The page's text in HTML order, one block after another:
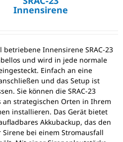
Innensirene
betriebene Innensirene SRAC-23
und wird in jede normale
Einfach an eine
und das Setup ist
Sie können die SRAC-23
an strategischen Orten in Ihrem
installieren. Das Gerät bietet
Akkubackup, das den
Sirene bei einem Stromausfall